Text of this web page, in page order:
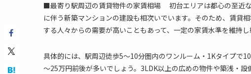
■最寄り駅周辺の賃貸物件の家賃相場 初台エリアは都心の至近
に伴う新築マンションの建設も相次いでいます。そのため、賃貸
する人々からの需要が高いこともあって、一定の家賃水準を維持し
具体的には、駅周辺徒歩5～10分圏内のワンルーム・1Kタイプで
～25万円前後が多いでしょう。3LDK以上の広めの物件や築浅・